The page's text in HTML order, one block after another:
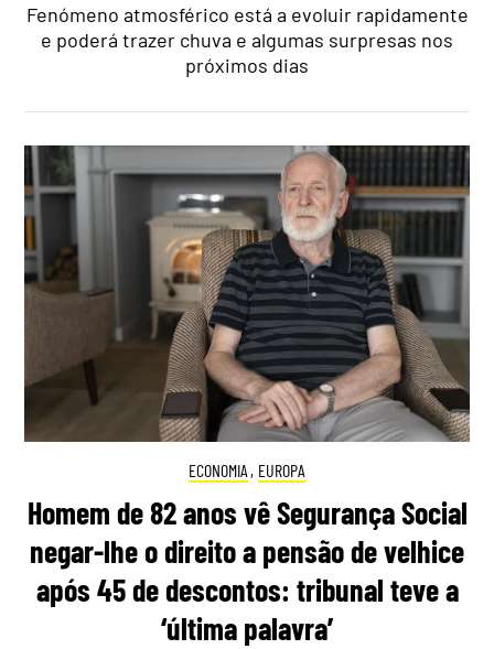
Fenómeno atmosférico está a evoluir rapidamente
e poderá trazer chuva e algumas surpresas nos
próximos dias
ECONOMIA , EUROPA
Homem de 82 anos vê Segurança Social
negar-lhe o direito a pensão de velhice
após 45 de descontos: tribunal teve a
‘última palavra’